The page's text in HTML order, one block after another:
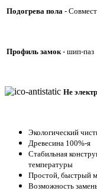
Подогрева пола -
Профиль замок - шип-паз
Не
Экологический
Древесина 100%-я
Стабильная
температуры
Простой, быстрый
Возможность